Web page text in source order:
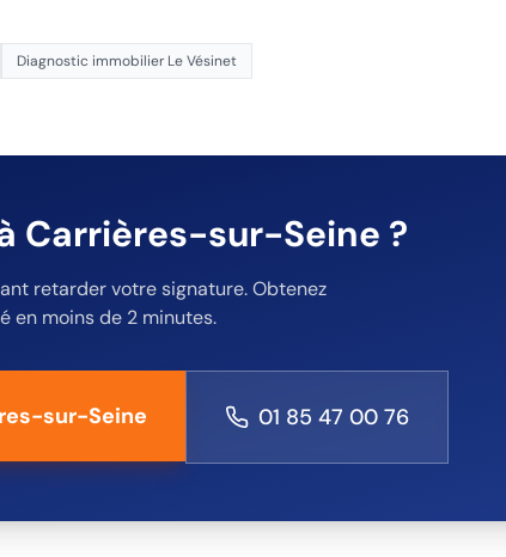
Diagnostic immobilier Le Vésinet
Carrières-sur-Seine ?
retarder votre signature. Obtenez
en moins de 2 minutes.
sur-Seine 01 85 47 00 76